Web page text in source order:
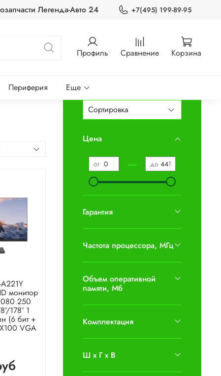
Легенда-Авто 24 +7(495) 199-89-95
Профиль Сравнение Корзина
Периферия Еще
монитор
250
178° 1
(6 бит +
VGA
Цена
от — до
Гарантия
Частота процессора, МГц
Объем оперативной
памяти, Мб
Комплектация
Ш х Г х В